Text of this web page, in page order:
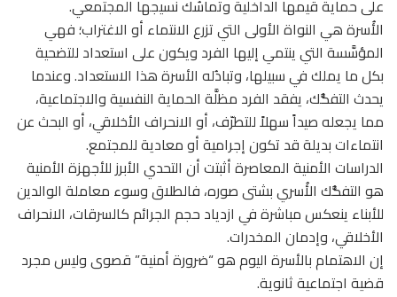
على حماية قيمها الداخلية وتماسُك نسيجها المجتمعي.
الأُسرة هي النواة الأولى التي تزرع الانتماء أو الاغتراب؛ فهي
المؤسَّسة التي ينتمي إليها الفرد ويكون على استعداد للتضحية
بكل ما يملك في سبيلها، وتبادُله الأسرة هذا الاستعداد. وعندما
يحدث التفكُّك، يفقد الفرد مظلَّة الحماية النفسية والاجتماعية،
مما يجعله صيداً سهلاً للتطرّف، أو الانحراف الأخلاقي، أو البحث عن
انتماءات بديلة قد تكون إجرامية أو معادية للمجتمع.
الدراسات الأمنية المعاصرة أثبتت أن التحدي الأبرز للأجهزة الأمنية
هو التفكُّك الأُسري بشتى صوره، فالطلاق وسوء معاملة الوالدين
للأبناء ينعكس مباشرة في ازدياد حجم الجرائم كالسرقات، الانحراف
الأخلاقي، وإدمان المخدرات.
إن الاهتمام بالأسرة اليوم هو “ضرورة أمنية” قصوى وليس مجرد
قضية اجتماعية ثانوية.